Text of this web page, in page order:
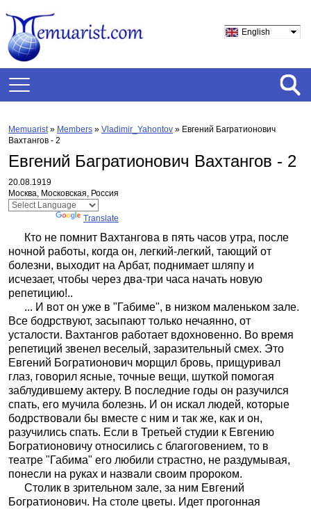
English
Memuarist» Members » Vladimir_Yahontov » Евгений Багратионович
Вахтангов - 2
Евгений Багратионович Вахтангов - 2
20.08.1919
Москва, Московская, Россия
Translate
Кто не помнит Вахтангова в пять часов утра, после
ночной работы, когда он, легкий-легкий, тающий от
болезни, выходит на Арбат, поднимает шляпу и
исчезает, чтобы через два-три часа начать новую
репетицию!..
... И вот он уже в "Габиме", в низком маленьком зале.
Все бодрствуют, засыпают только нечаянно, от
усталости. Вахтангов работает вдохновенно. Во время
репетиций звенел веселый, заразительный смех. Это
Евгений Богратионович морщил бровь, прищуривал
глаз, говорил ясные, точные вещи, шуткой помогая
заблудившему актеру. В последние годы он разучился
спать, его мучила болезнь. И он искал людей, которые
бодрствовали бы вместе с ним и так же, как и он,
разучились спать. Если в Третьей студии к Евгению
Богратионовичу относились с благоговением, то в
театре "Габима" его любили страстно, не раздумывая,
понесли на руках и назвали своим пророком.
Столик в зрительном зале, за ним Евгений
Богратионович. На столе цветы. Идет прогонная